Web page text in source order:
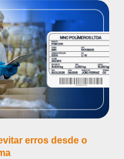
erros desde o